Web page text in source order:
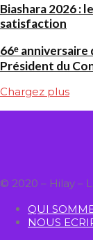
Biashara 2026 :
satisfaction
66ᵉ anniversaire
Président du
Chargez plus
© 2020 – Hilay –
QUI
NOUS